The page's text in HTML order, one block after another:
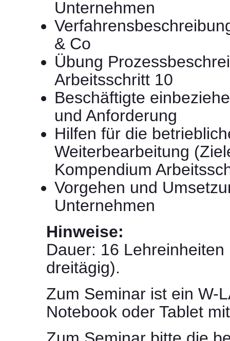
Unternehmen
& Co
Übung
Arbeitsschritt 10
Beschäftigte
und Anforderung
Hilfen für die
Weiterbearbeitung
Kompendium
Vorgehen und
Unternehmen
Hinweise:
Dauer: 16
dreitägig).
Zum Seminar ist ein W-
Notebook oder Tablet